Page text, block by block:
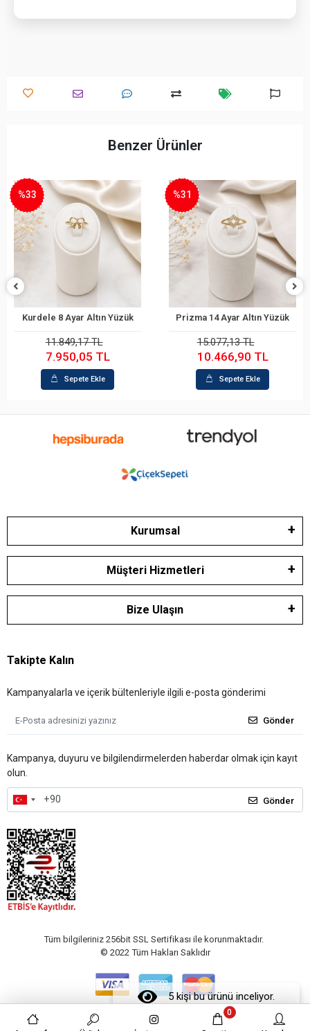
5 kişi bu ürünü inceliyor.
Benzer Ürünler
Ekle
Altın Yüzük
Sepete Ekle
Prizma 14 Ayar Altın Yüzük
%31
10.466,90 TL
%24
Kurumsal
Müşteri Hizmetleri
Bize Ulaşın
Takipte Kalın
Kampanyalarla ve içerik bültenleriyle ilgili e-posta gönderimi
Gönder
Kampanya, duyuru ve bilgilendirmelerden haberdar olmak için kayıt
olun.
Gönder
Tüm bilgileriniz 256bit SSL Sertifikası ile korunmaktadır.
© 2022 Tüm Hakları Saklıdır
0